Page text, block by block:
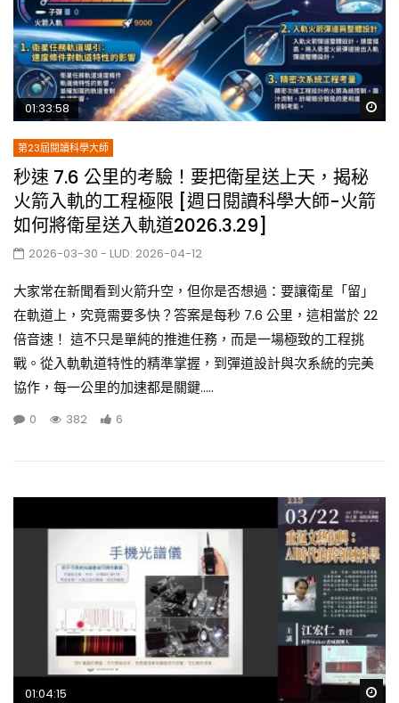
01:33:58
第23屆閱讀科學大師
秒速 7.6 公里的考驗！要把衛星送上天，揭秘
火箭入軌的工程極限 [週日閱讀科學大師-火箭
如何將衛星送入軌道2026.3.29]
2026-03-30 - LUD: 2026-04-12
大家常在新聞看到火箭升空，但你是否想過：要讓衛星「留」
在軌道上，究竟需要多快？答案是每秒 7.6 公里，這相當於 22
倍音速！ 這不只是單純的推進任務，而是一場極致的工程挑
戰。從入軌軌道特性的精準掌握，到彈道設計與次系統的完美
協作，每一公里的加速都是關鍵.....
0 382 6
01:04:15